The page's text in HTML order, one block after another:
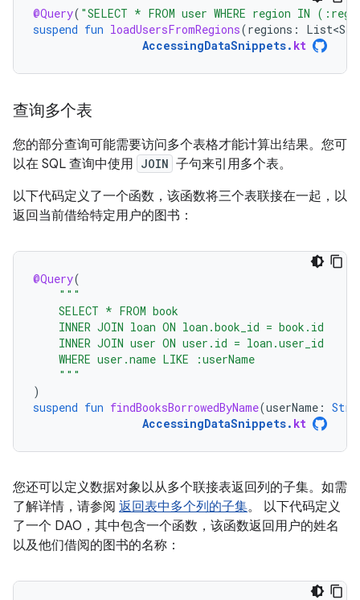
@Query( "SELECT * FROM user WHERE region IN
suspend fun loadUsersFromRegions(regions :
AccessingDataSnippets. kt
查询多个表
您的部分查询可能需要访问多个表格才能计算出结果。您可
以在 SQL 查询中使用 JOIN 子句来引用多个表。
以下代码定义了一个函数，该函数将三个表联接在一起，以
返回当前借给特定用户的图书：
@Query(
"""
    SELECT * FROM book
    INNER JOIN loan ON loan.book_id = book.id
    INNER JOIN user ON user.id = loan.user_id
    WHERE user.name LIKE :userName
    """
)
suspend fun findBooksBorrowedByName(userName :
AccessingDataSnippets. kt
您还可以定义数据对象以从多个联接表返回列的子集。如需
了解详情，请参阅 返回表中多个列的子集。 以下代码定义
了一个 DAO，其中包含一个函数，该函数返回用户的姓名
以及他们借阅的图书的名称：